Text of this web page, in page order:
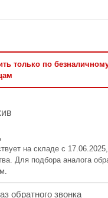
только по
на складе с
Для подбора аналога
обратного звонка